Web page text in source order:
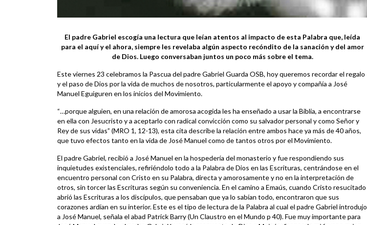
El padre Gabriel escogía una lectura que leían atentos al impacto de esta Palabra que, leída
para el aquí y el ahora, siempre les revelaba algún aspecto recóndito de la sanación y del amor
de Dios. Luego conversaban juntos un poco más sobre el tema.
Este viernes 23 celebramos la Pascua del padre Gabriel Guarda OSB, hoy queremos recordar el regalo
y el paso de Dios por la vida de muchos de nosotros, particularmente el apoyo y compañía a José
Manuel Eguiguren en los inicios del Movimiento.
“…porque alguien, en una relación de amorosa acogida les ha enseñado a usar la Biblia, a encontrarse
en ella con Jesucristo y a aceptarlo con radical convicción como su salvador personal y como Señor y
Rey de sus vidas” (MRO 1, 12-13), esta cita describe la relación entre ambos hace ya más de 40 años,
que tuvo efectos tanto en la vida de José Manuel como de tantos otros por el Movimiento.
El padre Gabriel, recibió a José Manuel en la hospedería del monasterio y fue respondiendo sus
inquietudes existenciales, refiriéndolo todo a la Palabra de Dios en las Escrituras, centrándose en el
encuentro personal con Cristo en su Palabra, directa y amorosamente y no en la interpretación de
otros, sin torcer las Escrituras según su conveniencia. En el camino a Emaús, cuando Cristo resucitado
abrió las Escrituras a los discípulos, que pensaban que ya lo sabían todo, encontraron que sus
corazones ardían en su interior. Este es el tipo de lectura de la Palabra al cual el padre Gabriel introdujo
a José Manuel, señala el abad Patrick Barry (Un Claustro en el Mundo p 40). Fue muy importante para